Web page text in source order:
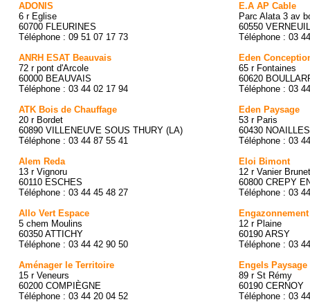
ADONIS
6 r Eglise
60700 FLEURINES
Téléphone : 09 51 07 17 73
ANRH ESAT Beauvais
72 r pont d'Arcole
60000 BEAUVAIS
Téléphone : 03 44 02 17 94
ATK Bois de Chauffage
20 r Bordet
60890 VILLENEUVE SOUS THURY (LA)
Téléphone : 03 44 87 55 41
Alem Reda
13 r Vignoru
60110 ESCHES
Téléphone : 03 44 45 48 27
Allo Vert Espace
5 chem Moulins
60350 ATTICHY
Téléphone : 03 44 42 90 50
Aménager le Territoire
15 r Veneurs
60200 COMPIÈGNE
Téléphone : 03 44 20 04 52
E.A AP Cable
Parc Alata 3 av
60550
Téléphone : 03
Eden
65 r Fontaines
60620
Téléphone : 03
Eden Paysage
53 r Paris
60430 NOAILLES
Téléphone : 03
Eloi Bimont
12 r Vanier Brunet
60800 CREPY
Téléphone : 03
12 r Plaine
60190 ARSY
Téléphone : 03
Engels Paysage
89 r St Rémy
60190 CERNOY
Téléphone : 03